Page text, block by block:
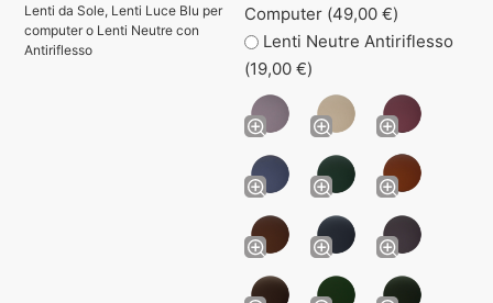
Lenti da Sole, Lenti Luce Blu per
computer o Lenti Neutre con
Antiriflesso
Computer (49,00 €)
Lenti Neutre Antiriflesso
(19,00 €)